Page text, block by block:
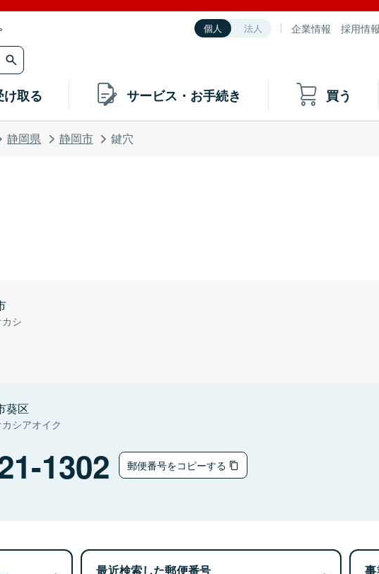
個人 法人 企業情報 採用情報
け取る サービス・お手続き 買う
静岡県 静岡市 鍵穴
シ
葵区
シアオイク
1302 郵便番号をコピーする
最近検索した郵便番号